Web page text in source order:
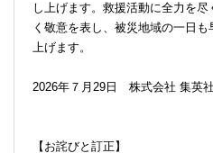
し上げます。救援活動に全力を
く敬意を表し、被災地域の一日
上げます。
2026年７月29日 株式会社 集英社
【お詫びと訂正】